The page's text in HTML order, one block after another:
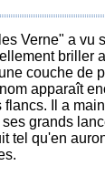
Verne" a vu
briller
couche de
apparaît
Il a
grands
tel qu'en